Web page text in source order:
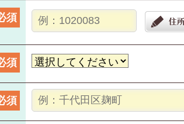
須
須
須